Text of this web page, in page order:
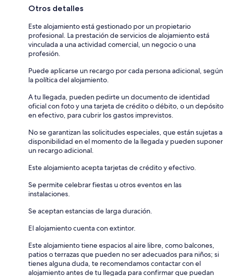
Otros detalles
Este alojamiento está gestionado por un propietario
profesional. La prestación de servicios de alojamiento está
vinculada a una actividad comercial, un negocio o una
profesión.
Puede aplicarse un recargo por cada persona adicional, según
la política del alojamiento.
A tu llegada, pueden pedirte un documento de identidad
oficial con foto y una tarjeta de crédito o débito, o un depósito
en efectivo, para cubrir los gastos imprevistos.
No se garantizan las solicitudes especiales, que están sujetas a
disponibilidad en el momento de la llegada y pueden suponer
un recargo adicional.
Este alojamiento acepta tarjetas de crédito y efectivo.
Se permite celebrar fiestas u otros eventos en las
instalaciones.
Se aceptan estancias de larga duración.
El alojamiento cuenta con extintor.
Este alojamiento tiene espacios al aire libre, como balcones,
patios o terrazas que pueden no ser adecuados para niños; si
tienes alguna duda, te recomendamos contactar con el
alojamiento antes de tu llegada para confirmar que puedan